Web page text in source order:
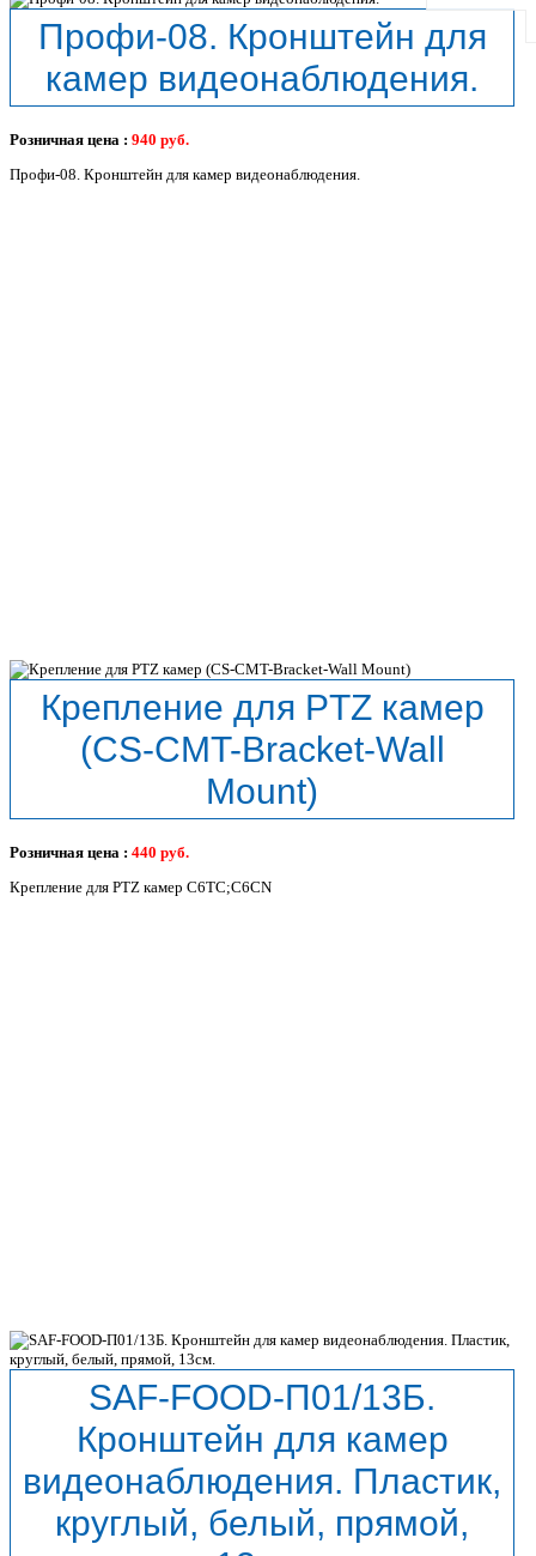
Профи-08. Кронштейн для
камер видеонаблюдения.
Розничная цена : 940 руб.
Профи-08. Кронштейн для камер видеонаблюдения.
Крепление для PTZ камер
(CS-CMT-Bracket-Wall
Mount)
Розничная цена : 440 руб.
Крепление для PTZ камер C6TC;C6CN
SAF-FOOD-П01/13Б.
Кронштейн для камер
видеонаблюдения. Пластик,
круглый, белый, прямой,